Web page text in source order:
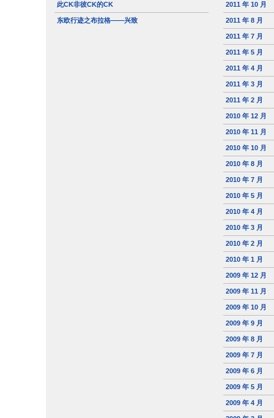
此CK非彼CK的CK
东欧行迹之布拉格——兴致
2011 年 10 月
2011 年 8 月
2011 年 7 月
2011 年 5 月
2011 年 4 月
2011 年 3 月
2011 年 2 月
2010 年 12 月
2010 年 11 月
2010 年 10 月
2010 年 8 月
2010 年 7 月
2010 年 5 月
2010 年 4 月
2010 年 3 月
2010 年 2 月
2010 年 1 月
2009 年 12 月
2009 年 11 月
2009 年 10 月
2009 年 9 月
2009 年 8 月
2009 年 7 月
2009 年 6 月
2009 年 5 月
2009 年 4 月